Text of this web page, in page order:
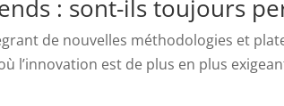
: sont-ils toujours
de nouvelles méthodologies et
l’innovation est de plus en plus